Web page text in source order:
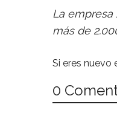
La empresa
más de
Si eres nuevo
0